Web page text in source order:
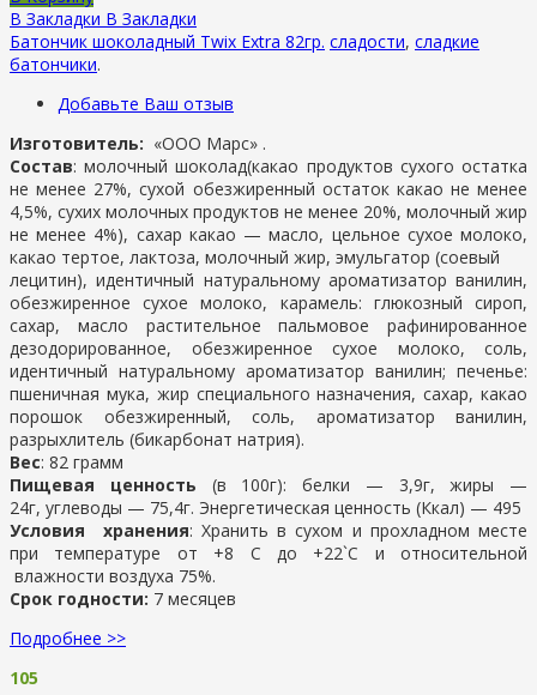
В Закладки В Закладки
Батончик шоколадный Twix Extra 82гр. сладости, сладкие
батончики.
Добавьте Ваш отзыв
Изготовитель: «ООО Марс» .
Состав: молочный шоколад(какао продуктов сухого остатка
не менее 27%, сухой обезжиренный остаток какао не менее
4,5%, сухих молочных продуктов не менее 20%, молочный жир
не менее 4%), сахар какао — масло, цельное сухое молоко,
какао тертое, лактоза, молочный жир, эмульгатор (соевый
лецитин), идентичный натуральному ароматизатор ванилин,
обезжиренное сухое молоко, карамель: глюкозный сироп,
сахар, масло растительное пальмовое рафинированное
дезодорированное, обезжиренное сухое молоко, соль,
идентичный натуральному ароматизатор ванилин; печенье:
пшеничная мука, жир специального назначения, сахар, какао
порошок обезжиренный, соль, ароматизатор ванилин,
разрыхлитель (бикарбонат натрия).
Вес: 82 грамм
Пищевая ценность (в 100г): белки — 3,9г, жиры —
24г, углеводы — 75,4г. Энергетическая ценность (Ккал) — 495
Условия хранения: Хранить в сухом и прохладном месте
при температуре от +8 С до +22`С и относительной
влажности воздуха 75%.
Срок годности: 7 месяцев
Подробнее >>
105